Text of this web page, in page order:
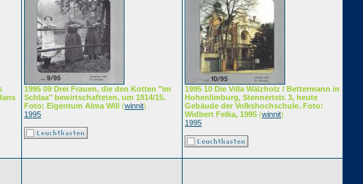
1995 09 Drei Frauen, die den Kotten "im
Schlaa" bewirtschafteten, um 1914/15.
Foto: Eigentum Alma Will (winnit)
1995
1995 10 Die Villa Wälzholz / Bettermann in
Hohenlimburg, Stennertstr. 3, heute
Gebäude der Volkshochschule. Foto:
Widbert Felka, 1995 (winnit)
1995